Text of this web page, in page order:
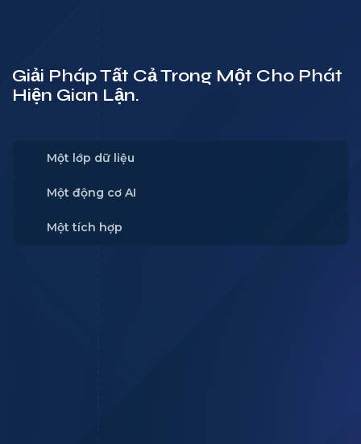
Giải Pháp Tất Cả Trong Một Cho Phát
Hiện Gian Lận.
Một lớp dữ liệu
Một động cơ AI
Một tích hợp